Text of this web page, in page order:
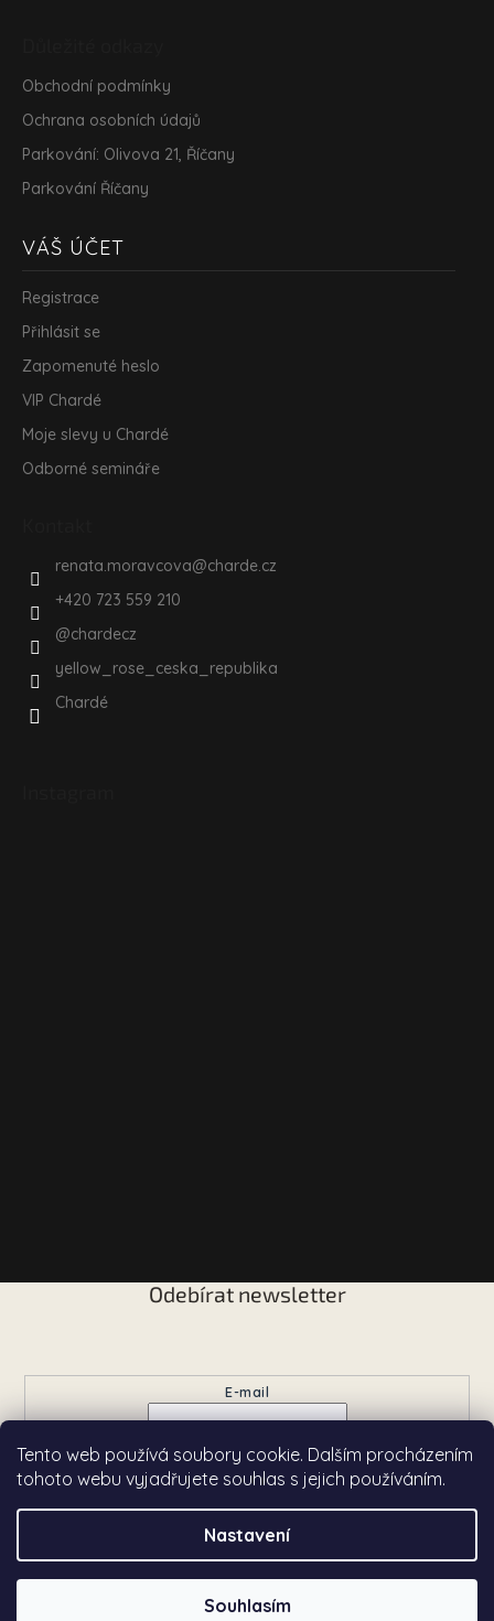
Tento web používá soubory cookie. Dalším procházením
tohoto webu vyjadřujete souhlas s jejich používáním.
Nastavení
Souhlasím
Obchodní podmínky
Ochrana osobních údajů
Parkování: Olivova 21, Říčany
Parkování Říčany
VÁŠ ÚČET
Registrace
Přihlásit se
Zapomenuté heslo
VIP Chardé
Moje slevy u Chardé
Odborné semináře
renata.moravcova@charde.cz
+420 723 559 210
@chardecz
yellow_rose_ceska_republika
Chardé
Odebírat newsletter
E-mail
Přihlásit se
Copyright 2026Chardé. Všechna práva vyhrazena.